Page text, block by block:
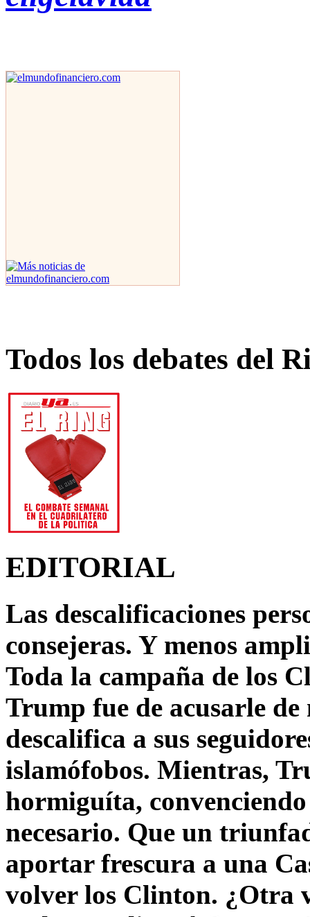
Todos los debates del
EDITORIAL
Las descalificaciones
consejeras. Y menos
Toda la campaña de los
Trump fue de acusarle
descalifica a sus
islamófobos. Mientras,
hormiguíta,
necesario. Que un
aportar frescura a una
volver los Clinton. ¿Otra